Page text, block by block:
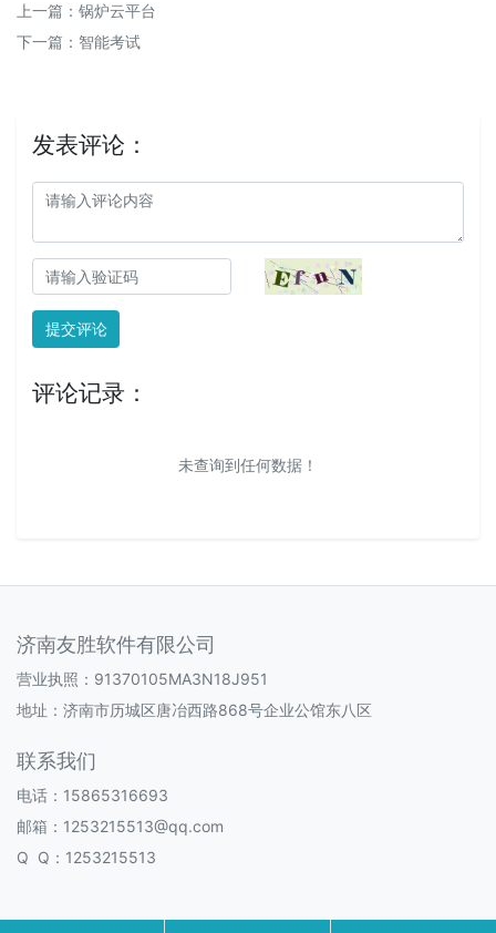
上一篇： 锅炉云平台
下一篇： 智能考试
发表评论：
提交评论
评论记录：
未查询到任何数据！
济南友胜软件有限公司
营业执照：91370105MA3N18J951
地址：济南市历城区唐冶西路868号企业公馆东八区
联系我们
电话：15865316693
邮箱：1253215513@qq.com
Q Q：1253215513